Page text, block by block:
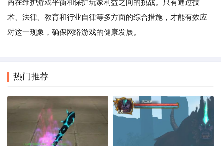
商在维护游戏平衡和保护玩家利益之间的挑战。只有通过技
术、法律、教育和行业自律等多方面的综合措施，才能有效应
对这一现象，确保网络游戏的健康发展。
热门推荐